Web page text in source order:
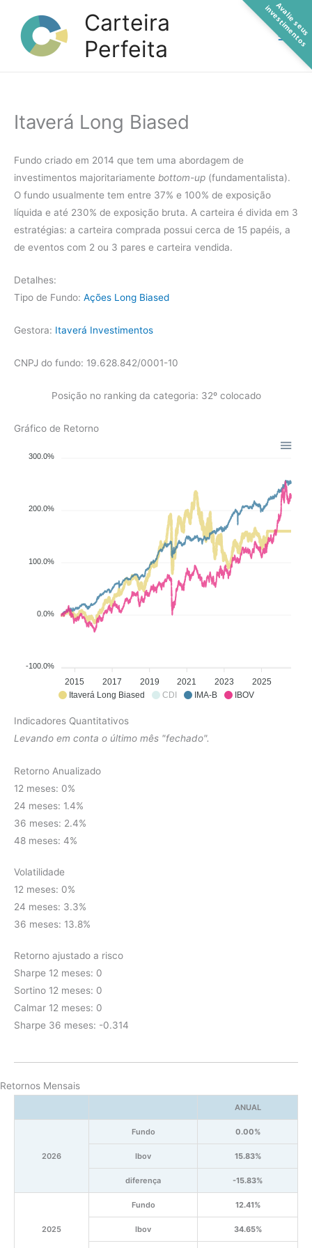
conteúdo
Carteira
Perfeita
Itaverá Long Biased
Fundo criado em 2014 que tem uma abordagem de
investimentos majoritariamente bottom-up (fundamentalista).
O fundo usualmente tem entre 37% e 100% de exposição
líquida e até 230% de exposição bruta. A carteira é divida em 3
estratégias: a carteira comprada possui cerca de 15 papéis, a
de eventos com 2 ou 3 pares e carteira vendida.
Detalhes:
Tipo de Fundo: Ações Long Biased
Gestora: Itaverá Investimentos
CNPJ do fundo: 19.628.842/0001-10
Posição no ranking da categoria: 32º colocado
Gráfico de Retorno
Itaverá Long Biased CDI IMA-B IBOV
300.0%
200.0%
100.0%
0.0%
-100.0%
2015 2017 2019 2021 2023 2025
Indicadores Quantitativos
Levando em conta o último mês "fechado".
Retorno Anualizado
12 meses: 0%
24 meses: 1.4%
36 meses: 2.4%
48 meses: 4%
Volatilidade
12 meses: 0%
24 meses: 3.3%
36 meses: 13.8%
Retorno ajustado a risco
Sharpe 12 meses: 0
Sortino 12 meses: 0
Calmar 12 meses: 0
Sharpe 36 meses: -0.314
Retornos Mensais
ANUAL
2026
Fundo 0.00%
Ibov 15.83%
diferença -15.83%
2025
Fundo 12.41%
Ibov 34.65%
A
v
a
l
i
e
s
e
u
s
i
n
v
e
s
t
i
m
e
n
t
o
s